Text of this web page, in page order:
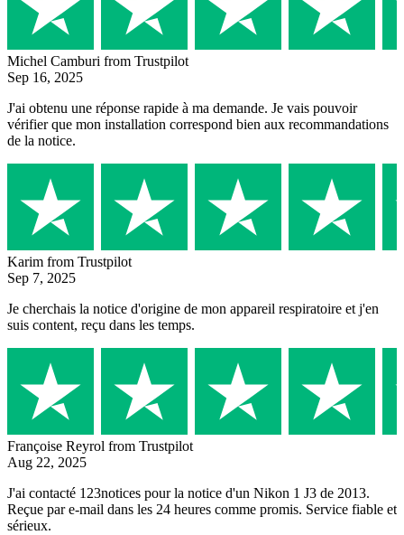
Michel Camburi from Trustpilot
Sep 16, 2025
J'ai obtenu une réponse rapide à ma demande. Je vais pouvoir
vérifier que mon installation correspond bien aux recommandations
de la notice.
Karim from Trustpilot
Sep 7, 2025
Je cherchais la notice d'origine de mon appareil respiratoire et j'en
suis content, reçu dans les temps.
Françoise Reyrol from Trustpilot
Aug 22, 2025
J'ai contacté 123notices pour la notice d'un Nikon 1 J3 de 2013.
Reçue par e-mail dans les 24 heures comme promis. Service fiable et
sérieux.